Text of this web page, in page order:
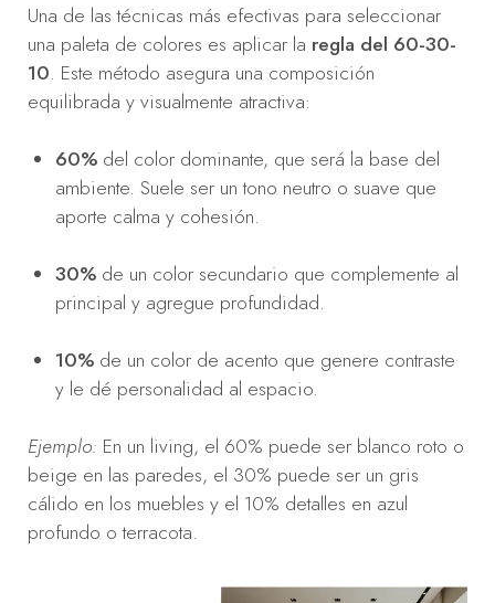
Una de las técnicas más efectivas para seleccionar
una paleta de colores es aplicar la regla del 60-30-
10. Este método asegura una composición
equilibrada y visualmente atractiva:
60% del color dominante, que será la base del
ambiente. Suele ser un tono neutro o suave que
aporte calma y cohesión.
30% de un color secundario que complemente al
principal y agregue profundidad.
10% de un color de acento que genere contraste
y le dé personalidad al espacio.
Ejemplo: En un living, el 60% puede ser blanco roto o
beige en las paredes, el 30% puede ser un gris
cálido en los muebles y el 10% detalles en azul
profundo o terracota.